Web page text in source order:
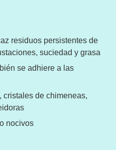
residuos persistentes de
suciedad y grasa
se adhiere a las
cristales de chimeneas,
nocivos